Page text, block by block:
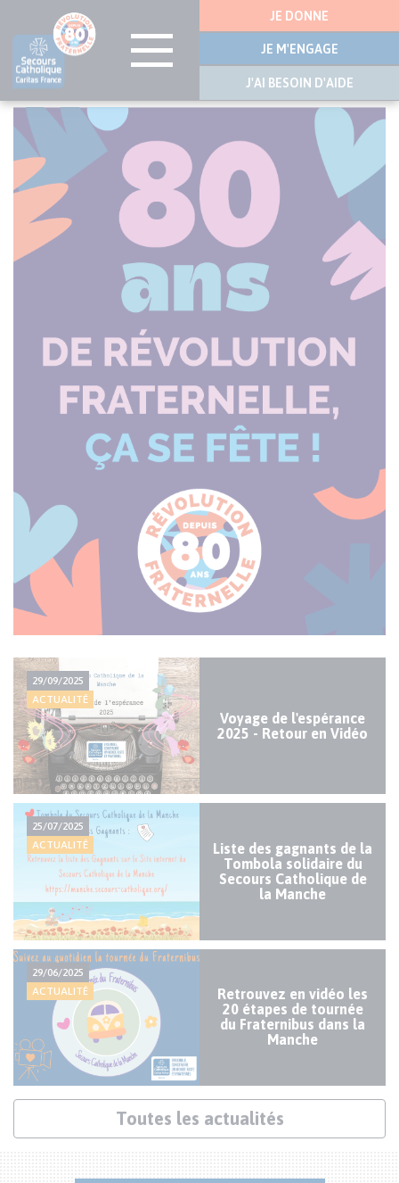
Aller
principal
latérale
JE DONNE
JE M'ENGAGE
J'AI BESOIN D'AIDE
Actualité
majeure
29/09/2025
ACTUALITÉ
Voyage de l'espérance
2025 - Retour en Vidéo
Actualités
mineures
25/07/2025
ACTUALITÉ
Liste des gagnants de la
Tombola solidaire du
Secours Catholique de
la Manche
29/06/2025
ACTUALITÉ
Retrouvez en vidéo les
20 étapes de tournée
du Fraternibus dans la
Manche
Toutes les actualités